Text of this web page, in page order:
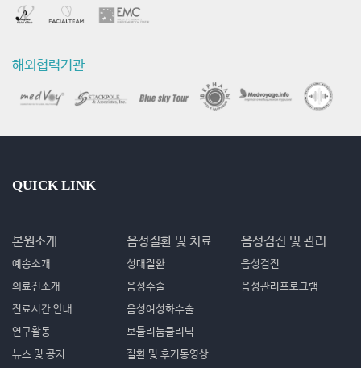
해외협력기관
QUICK LINK
본원소개
예송소개
의료진소개
진료시간 안내
연구활동
뉴스 및 공지
음성질환 및 치료
성대질환
음성수술
음성여성화수술
보툴리눔클리닉
질환 및 후기동영상
음성검진 및 관리
음성검진
음성관리프로그램